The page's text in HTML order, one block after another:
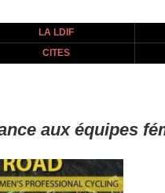
LA LDIF
CITES
aux équipes